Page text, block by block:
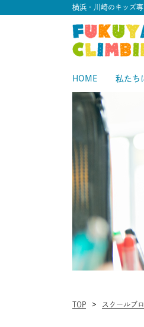
横浜・川崎のキッズ
HOME 私たち
TOP スクールブ